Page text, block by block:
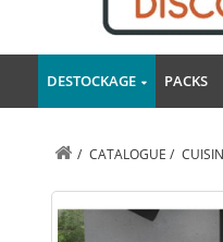
DESTOCKAGE PACKS
/ CATALOGUE /